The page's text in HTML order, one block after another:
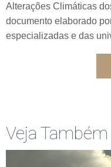
Alterações Climáticas
documento elaborado
especializadas e das
Veja Também